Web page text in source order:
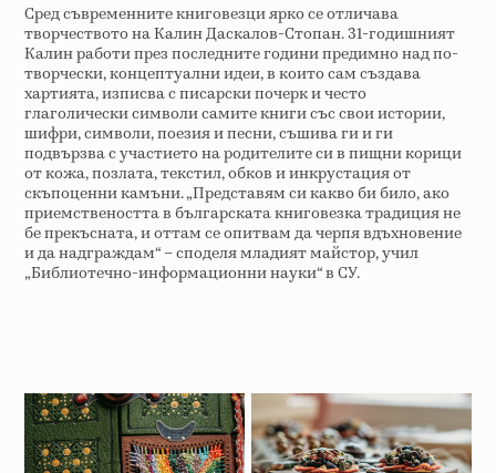
Сред съвременните книговезци ярко се отличава
творчеството на Калин Даскалов-Стопан. 31-годишният
Калин работи през последните години предимно над по-
творчески, концептуални идеи, в които сам създава
хартията, изписва с писарски почерк и често
глаголически символи самите книги със свои истории,
шифри, символи, поезия и песни, съшива ги и ги
подвързва с участието на родителите си в пищни корици
от кожа, позлата, текстил, обков и инкрустация от
скъпоценни камъни. „Представям си какво би било, ако
приемствеността в българската книговезка традиция не
бе прекъсната, и оттам се опитвам да черпя вдъхновение
и да надграждам“ – споделя младият майстор, учил
„Библиотечно-информационни науки“ в СУ.